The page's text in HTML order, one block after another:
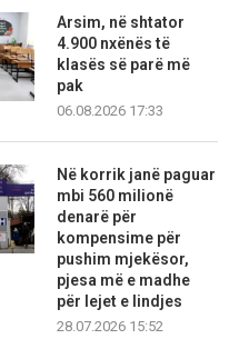
Arsim, në shtator
4.900 nxënës të
klasës së parë më
pak
06.08.2026 17:33
Në korrik janë paguar
mbi 560 milionë
denarë për
kompensime për
pushim mjekësor,
pjesa më e madhe
për lejet e lindjes
28.07.2026 15:52